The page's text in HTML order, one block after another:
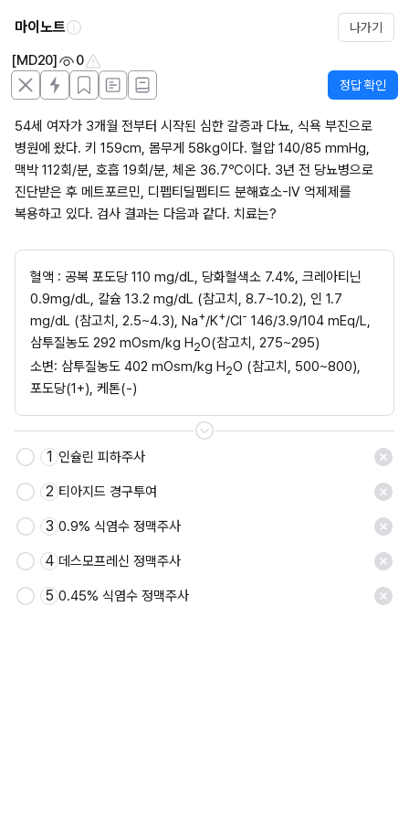
마이노트 나가기
[MD20] 0
정답 확인
54세 여자가 3개월 전부터 시작된 심한 갈증과 다뇨, 식욕 부진으로
병원에 왔다. 키 159cm, 몸무게 58kg이다. 혈압 140/85 mmHg,
맥박 112회/분, 호흡 19회/분, 체온 36.7℃이다. 3년 전 당뇨병으로
진단받은 후 메트포르민, 디펩티딜펩티드 분해효소-IV 억제제를
복용하고 있다. 검사 결과는 다음과 같다. 치료는?
혈액 : 공복 포도당 110 mg/dL, 당화혈색소 7.4%, 크레아티닌
0.9mg/dL, 칼슘 13.2 mg/dL (참고치, 8.7~10.2), 인 1.7
mg/dL (참고치, 2.5~4.3), Na+/K+/Cl- 146/3.9/104 mEq/L,
삼투질농도 292 mOsm/kg H2O(참고치, 275~295)
소변: 삼투질농도 402 mOsm/kg H2O (참고치, 500~800),
포도당(1+), 케톤(-)
저장
1 인슐린 피하주사
2 티아지드 경구투여
3 0.9% 식염수 정맥주사
4 데스모프레신 정맥주사
5 0.45% 식염수 정맥주사